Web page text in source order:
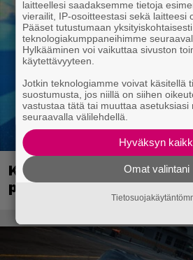
Kerron nyt, miksi Super
paras ja tärkein Mario-
laitteellesi saadaksemme tietoja
vierailit, IP-osoitteestasi sekä laitteesi
Pääset tutustumaan
teknologiakumppaneihimme
Hylkääminen voi vaikuttaa sivuston
käytettävyyteen.
Jotkin teknologiamme voivat käsitellä
suostumusta, jos niillä on siihen
vastustaa tätä tai muuttaa asetuksiasi
seuraavalla välilehdellä.
Hyväksyn
Omat valintani